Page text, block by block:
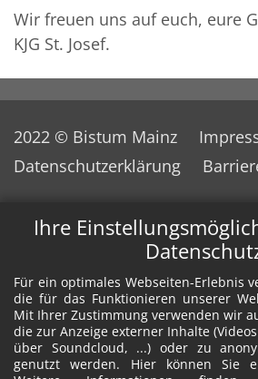
Ihre
Für ein optimales Webseiten-Erlebnis
die für das Funktionieren unserer
Mit Ihrer Zustimmung verwenden wir
die zur Anzeige externer Inhalte
über Soundcloud, ...) oder zu
genutzt werden. Hier können Sie
Wir freuen uns auf euch, eure
KJG St. Josef.
2022 © Bistum Mainz
Datenschutzerklärung